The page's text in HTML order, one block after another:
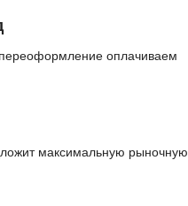
оплачиваем
максимальную рыночную